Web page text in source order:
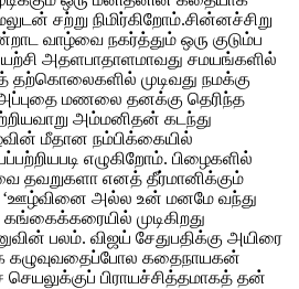
சற்று நிமிர்கிறோம்.சின்னச்சிறு
வாழ்வை நகர்த்தும் ஒரு குடும்ப
அதளபாதாளமாவது சமயங்களில்
தற்கொலைகளில் முடிவது நமக்கு
மணலை தனக்கு தெரிந்த
அம்மனிதன் கடந்து
மீதான நம்பிக்கையில்
எழுகிறோம். பிழைகளில்
தவறுகளா எனத் தீர்மானிக்கும்
அல்ல உன் மனமே வந்து
முடிகிறது
பலம். விஜய் சேதுபதிக்கு அயிரை
கழுவுவதைப்போல கதைநாயகன்
பிராயச்சித்தமாகத் தன்